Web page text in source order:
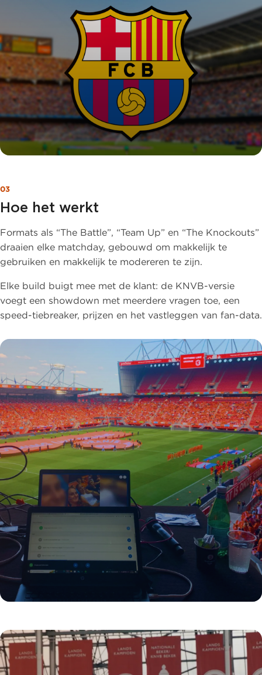
03
Hoe het werkt
Formats als “The Battle”, “Team Up” en “The Knockouts”
draaien elke matchday, gebouwd om makkelijk te
gebruiken en makkelijk te modereren te zijn.
Elke build buigt mee met de klant: de KNVB-versie
voegt een showdown met meerdere vragen toe, een
speed-tiebreaker, prijzen en het vastleggen van fan-data.